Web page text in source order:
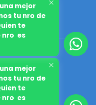
por
mejor
tu nro de
te
nro es
mejor
tu nro de
te
nro es